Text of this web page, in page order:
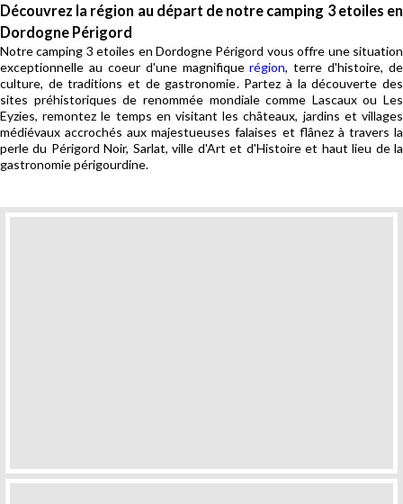
Découvrez la région au départ de notre camping 3 etoiles en
Dordogne Périgord
Notre camping 3 etoiles en Dordogne Périgord vous offre une situation
exceptionnelle au coeur d'une magnifiquerégion, terre d'histoire, de
culture, de traditions et de gastronomie. Partez à la découverte des
sites préhistoriques de renommée mondiale comme Lascaux ou Les
Eyzies, remontez le temps en visitant les châteaux, jardins et villages
médiévaux accrochés aux majestueuses falaises et flânez à travers la
perle du Périgord Noir, Sarlat, ville d'Art et d'Histoire et haut lieu de la
gastronomie périgourdine.